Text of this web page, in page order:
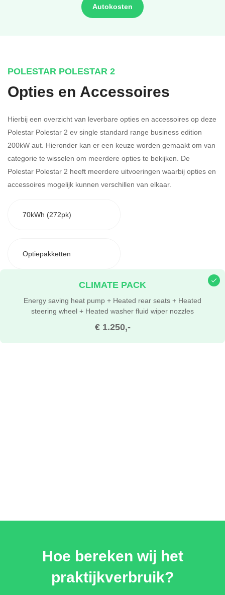
Autokosten
POLESTAR POLESTAR 2
Opties en Accessoires
Hierbij een overzicht van leverbare opties en accessoires op deze
Polestar Polestar 2 ev single standard range business edition
200kW aut. Hieronder kan er een keuze worden gemaakt om van
categorie te wisselen om meerdere opties te bekijken. De
Polestar Polestar 2 heeft meerdere uitvoeringen waarbij opties en
accessoires mogelijk kunnen verschillen van elkaar.
70kWh (272pk)
Optiepakketten
€ 1.250,-
CLIMATE PACK
Energy saving heat pump + Heated rear seats + Heated
steering wheel + Heated washer fluid wiper nozzles
Hoe bereken wij het
praktijkverbruik?